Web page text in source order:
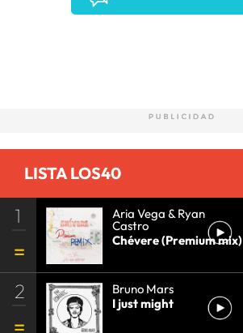
LISTA LOS40
1 Aria Vega & Ryan
Castro
Chévere (Premium mix)
2
Bruno Mars
I just might